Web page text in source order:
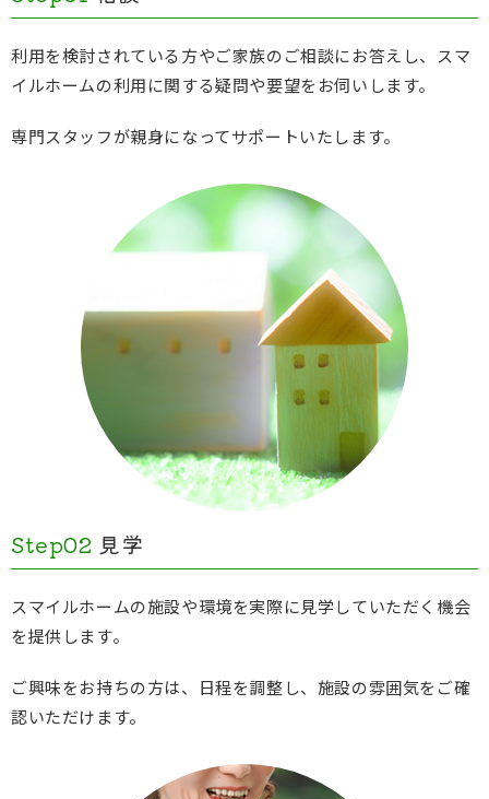
利用を検討されている方やご家族のご相談にお答えし、スマ
イルホームの利用に関する疑問や要望をお伺いします。
専門スタッフが親身になってサポートいたします。
Step02 見学
スマイルホームの施設や環境を実際に見学していただく機会
を提供します。
ご興味をお持ちの方は、日程を調整し、施設の雰囲気をご確
認いただけます。